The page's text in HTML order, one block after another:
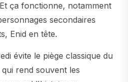
ça fonctionne, notamment
secondaires
Enid en tête.
évite le piège classique du
rend souvent les